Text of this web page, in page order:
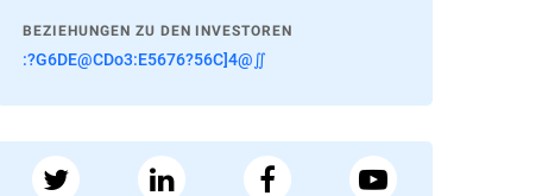
BEZIEHUNGEN ZU DEN INVESTOREN
:?G6DE@CDo3:E5676?56C]4@∬